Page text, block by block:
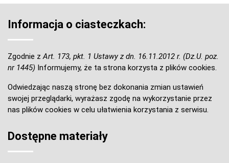
Informacja o ciasteczkach:
Zgodnie zArt. 173, pkt. 1 Ustawy z dn. 16.11.2012 r. (Dz.U. poz.
nr 1445) Informujemy, że ta strona korzysta z plików cookies.
Odwiedzając naszą stronę bez dokonania zmian ustawień
swojej przeglądarki, wyrażasz zgodę na wykorzystanie przez
nas plików cookies w celu ułatwienia korzystania z serwisu.
Dostępne materiały